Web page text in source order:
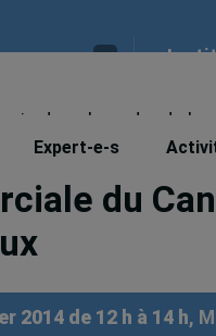
Expert-e-s
dans le cadre de la
du
2014 de 12 h à 14 h,